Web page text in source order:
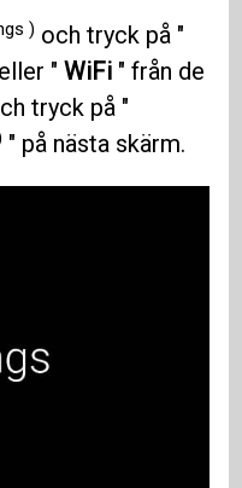
) och tryck på "
"WiFi " från de
tryck på "
" på nästa skärm.